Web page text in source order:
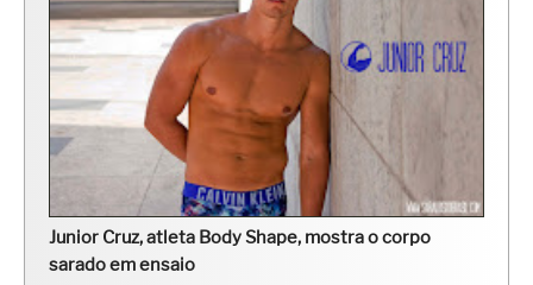
Junior Cruz, atleta Body Shape, mostra o corpo
sarado em ensaio